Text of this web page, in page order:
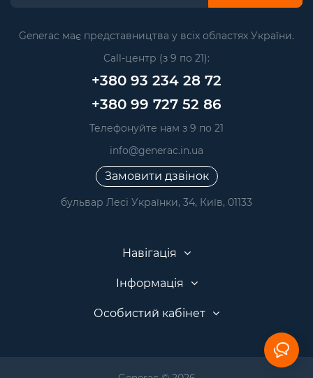
Generac має представництва у всіх областях України.
Call-центр (з 9 по 21):
+380 93 234 28 72
+380 99 727 52 86
Телефонуйте нам з 9 по 21
info@generac.in.ua
Замовити дзвінок
бульвар Лесі Українки, 34, Київ, 01133
Навігація
Інформація
Особистий кабінет